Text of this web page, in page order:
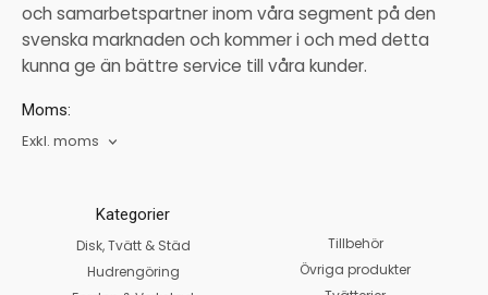
och samarbetspartner inom våra segment på den
svenska marknaden och kommer i och med detta
kunna ge än bättre service till våra kunder.
Moms:
Exkl. moms
Kategorier
Disk, Tvätt & Städ
Hudrengöring
Tillbehör
Övriga produkter